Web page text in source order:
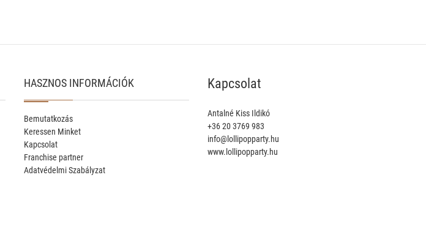
HASZNOS INFORMÁCIÓK
Bemutatkozás
Keressen Minket
Kapcsolat
Franchise partner
Adatvédelmi Szabályzat
Kapcsolat
Antalné Kiss Ildikó
+36 20 3769 983
info@lollipopparty.hu
www.lollipopparty.hu